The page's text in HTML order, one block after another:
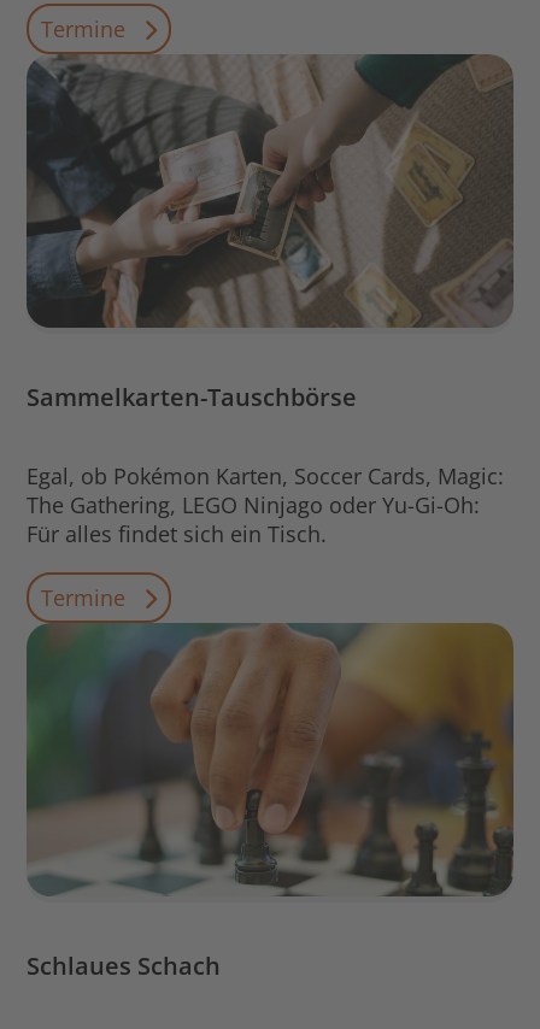
Termine
Sammelkarten-Tauschbörse
Egal, ob Pokémon Karten, Soccer Cards, Magic:
The Gathering, LEGO Ninjago oder Yu-Gi-Oh:
Für alles findet sich ein Tisch.
Termine
Schlaues Schach